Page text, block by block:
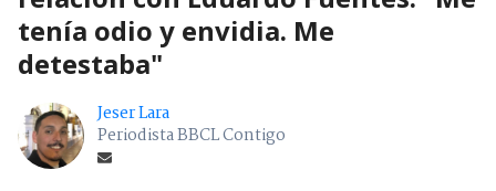
tenía odio y envidia. Me
detestaba"
Jeser Lara
Periodista BBCL Contigo